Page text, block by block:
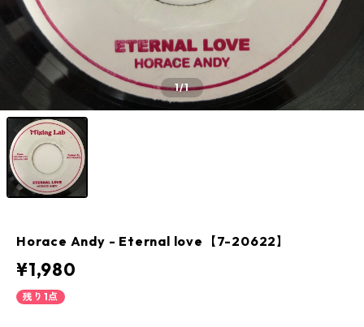
1/1
Horace Andy - Eternal love【7-20622】
¥1,980
残り1点